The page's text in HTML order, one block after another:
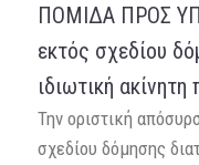
ΠΟΜΙΔΑ ΠΡΟΣ
εκτός σχεδίου
ιδιωτική ακίνητη
Την οριστική
σχεδίου δόμησης